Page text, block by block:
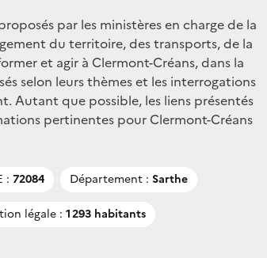
par les ministères en charge de la
du territoire, des transports, de la
et agir à Clermont-Créans, dans la
selon leurs thèmes et les interrogations
Autant que possible, les liens présentés
pertinentes pour Clermont-Créans
: 72084 Département : Sarthe
légale : 1 293 habitants